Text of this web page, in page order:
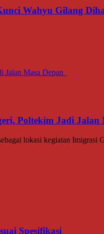
Wahyu Gilang
Poltekim Jadi
lokasi kegiatan Imigrasi
Spesifikasi